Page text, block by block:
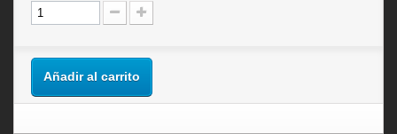
Añadir al carrito